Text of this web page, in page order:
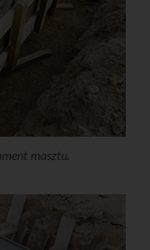
masztu.